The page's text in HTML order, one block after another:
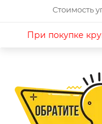
Стоимость
При покупке